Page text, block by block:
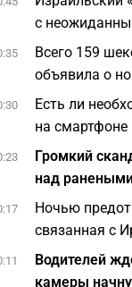
с
Всего 159
объявила о
Есть ли
на смартфоне
Громкий
над
Ночью
связанная с
Водителей
камеры